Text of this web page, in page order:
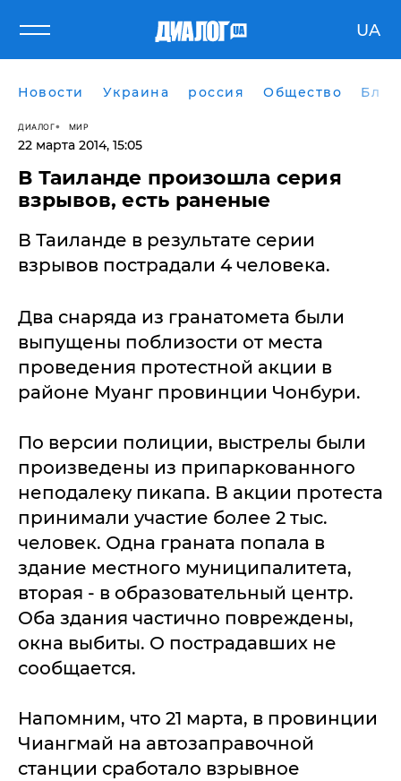
UA
Новости Украина россия Общество
ДИАЛОГ МИР
22 марта 2014, 15:05
В Таиланде произошла серия
взрывов, есть раненые
В Таиланде в результате серии
взрывов пострадали 4 человека.
Два снаряда из гранатомета были
выпущены поблизости от места
проведения протестной акции в
районе Муанг провинции Чонбури.
По версии полиции, выстрелы были
произведены из припаркованного
неподалеку пикапа. В акции протеста
принимали участие более 2 тыс.
человек. Одна граната попала в
здание местного муниципалитета,
вторая - в образовательный центр.
Оба здания частично повреждены,
окна выбиты. О пострадавших не
сообщается.
Напомним, что 21 марта, в провинции
Чиангмай на автозаправочной
станции сработало взрывное